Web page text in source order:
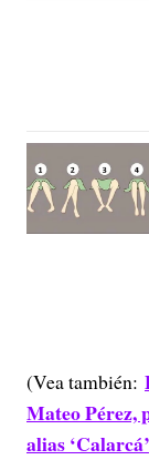
(Vea también:
Mateo Pérez,
alias